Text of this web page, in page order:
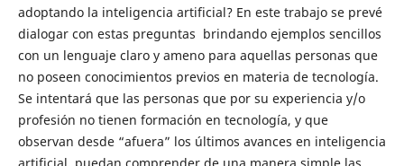
adoptando la inteligencia artificial? En este trabajo se prevé
dialogar con estas preguntas brindando ejemplos sencillos
con un lenguaje claro y ameno para aquellas personas que
no poseen conocimientos previos en materia de tecnología.
Se intentará que las personas que por su experiencia y/o
profesión no tienen formación en tecnología, y que
observan desde “afuera” los últimos avances en inteligencia
artificial, puedan comprender de una manera simple las